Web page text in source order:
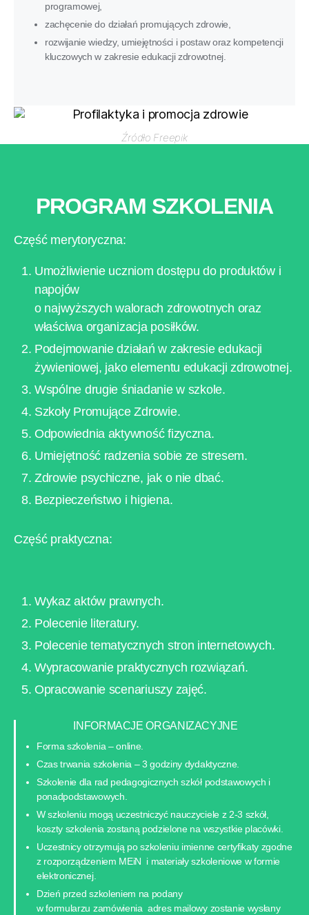
programowej,
zachęcenie do działań promujących zdrowie,
rozwijanie wiedzy, umiejętności i postaw oraz kompetencji
kluczowych w zakresie edukacji zdrowotnej.
Źródło Freepik
PROGRAM SZKOLENIA
Część merytoryczna:
Umożliwienie uczniom dostępu do produktów i
napojów
o najwyższych walorach zdrowotnych oraz
właściwa organizacja posiłków.
Podejmowanie działań w zakresie edukacji
żywieniowej, jako elementu edukacji zdrowotnej.
Wspólne drugie śniadanie w szkole.
Szkoły Promujące Zdrowie.
Odpowiednia aktywność fizyczna.
Umiejętność radzenia sobie ze stresem.
Zdrowie psychiczne, jak o nie dbać.
Bezpieczeństwo i higiena.
Część praktyczna:
Wykaz aktów prawnych.
Polecenie literatury.
Polecenie tematycznych stron internetowych.
Wypracowanie praktycznych rozwiązań.
Opracowanie scenariuszy zajęć.
INFORMACJE ORGANIZACYJNE
Forma szkolenia – online.
Czas trwania szkolenia – 3 godziny dydaktyczne.
Szkolenie dla rad pedagogicznych szkół podstawowych i
ponadpodstawowych.
W szkoleniu mogą uczestniczyć nauczyciele z 2-3 szkół,
koszty szkolenia zostaną podzielone na wszystkie placówki.
Uczestnicy otrzymują po szkoleniu imienne certyfikaty zgodne
z rozporządzeniem MEiN i materiały szkoleniowe w formie
elektronicznej.
Dzień przed szkoleniem na podany
w formularzu zamówienia adres mailowy zostanie wysłany